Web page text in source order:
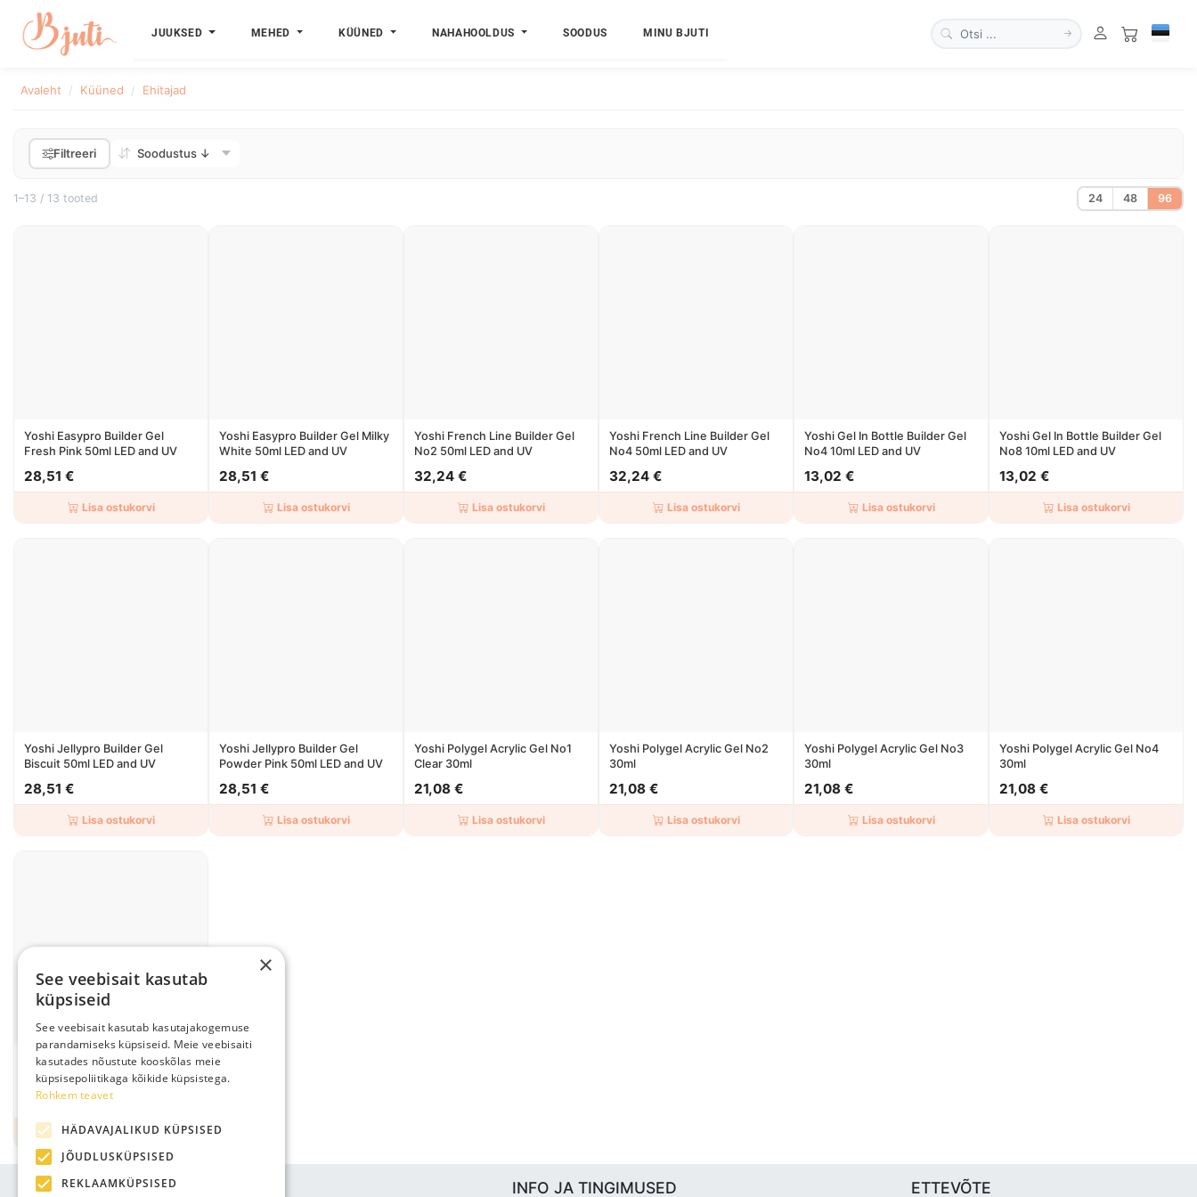
JUUKSED MEHED KÜÜNED NAHAHOOLDUS SOODUS MINU BJUTI
Avaleht Küüned Ehitajad
Filtreeri
1–13 / 13 tooted 24 48 96
Yoshi Easypro Builder Gel
Fresh Pink 50ml LED and UV
28,51 €
Lisa ostukorvi
Yoshi Easypro Builder Gel Milky
White 50ml LED and UV
28,51 €
Lisa ostukorvi
Yoshi French Line Builder Gel
No2 50ml LED and UV
32,24 €
Lisa ostukorvi
Yoshi French Line Builder Gel
No4 50ml LED and UV
32,24 €
Lisa ostukorvi
Yoshi Gel In Bottle Builder Gel
No4 10ml LED and UV
13,02 €
Lisa ostukorvi
Yoshi Gel In Bottle Builder Gel
No8 10ml LED and UV
13,02 €
Lisa ostukorvi
Yoshi Jellypro Builder Gel
Biscuit 50ml LED and UV
28,51 €
Lisa ostukorvi
Yoshi Jellypro Builder Gel
Powder Pink 50ml LED and UV
28,51 €
Lisa ostukorvi
Yoshi Polygel Acrylic Gel No1
Clear 30ml
21,08 €
Lisa ostukorvi
Yoshi Polygel Acrylic Gel No2
30ml
21,08 €
Lisa ostukorvi
Yoshi Polygel Acrylic Gel No3
30ml
21,08 €
Lisa ostukorvi
Yoshi Polygel Acrylic Gel No4
30ml
21,08 €
Lisa ostukorvi
Yoshi Polygel Acrylic Gel No5
30ml
21,08 €
Lisa ostukorvi
ETTEVÕTTE INFO INFO JA TINGIMUSED ETTEVÕTE
×
See veebisait kasutab
küpsiseid
See veebisait kasutab kasutajakogemuse
parandamiseks küpsiseid. Meie veebisaiti
kasutades nõustute kooskõlas meie
küpsisepoliitikaga kõikide küpsistega.
Rohkem teavet
HÄDAVAJALIKUD KÜPSISED
JÕUDLUSKÜPSISED
REKLAAMKÜPSISED